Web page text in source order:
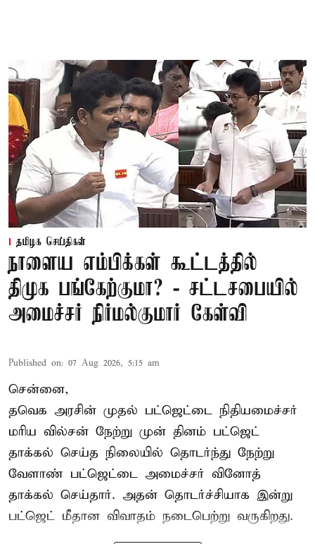
தமிழக செய்திகள்
நாளைய எம்பிக்கள் கூட்டத்தில்
திமுக பங்கேற்குமா? - சட்டசபையில்
அமைச்சர் நிர்மல்குமார் கேள்வி
Published on: 07 Aug 2026, 5:15 am
சென்னை,
தவெக அரசின் முதல் பட்ஜெட்டை நிதியமைச்சர்
மரிய வில்சன் நேற்று முன் தினம் பட்ஜெட்
தாக்கல் செய்த நிலையில் தொடர்ந்து நேற்று
வேளாண் பட்ஜெட்டை அமைச்சர் வினோத்
தாக்கல் செய்தார். அதன் தொடர்ச்சியாக இன்று
பட்ஜெட் மீதான விவாதம் நடைபெற்று வருகிறது.